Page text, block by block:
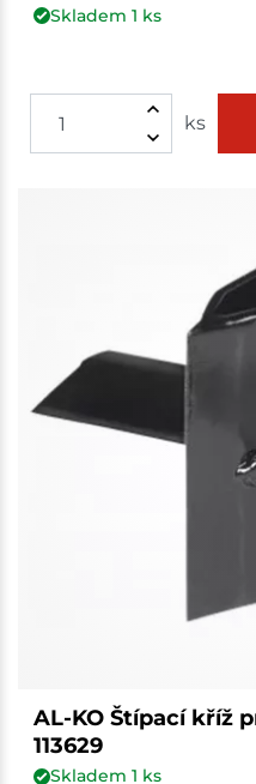
Skladem 1 ks
ks
AL-KO Štípací kříž
113629
Skladem 1 ks